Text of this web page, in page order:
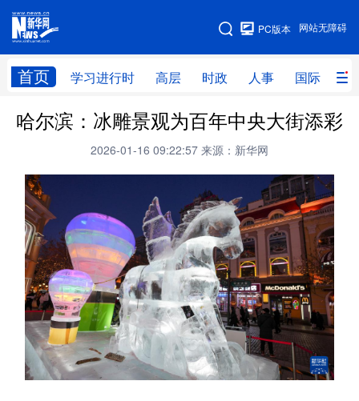
网站无障碍
PC版本
首页 学习进行时 高层 时政 人事 国际 财
网站地图
学习进行时 高层 时政 人事
财经 网评
教育
科技 科创 量子 体育
文化 书画 健康 军事
访谈 视频 图片 政务
法律 中央文件 金融 汽车
食品 人居 信息化 数字经济
哈尔滨：冰雕景观为百年中央大街添彩
2026-01-16 09:22:57 来源：新华网